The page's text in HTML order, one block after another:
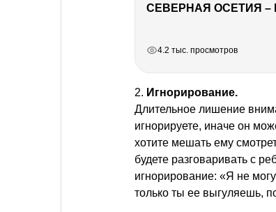
СЕВЕРНАЯ ОСЕТИЯ –
4.2 тыс. просмотров
2. Игнорирование.
Длительное лишение
игнорируете, иначе он
хотите мешать ему
будете разговаривать с
игнорирование: «Я не
только ты ее выгуляешь,